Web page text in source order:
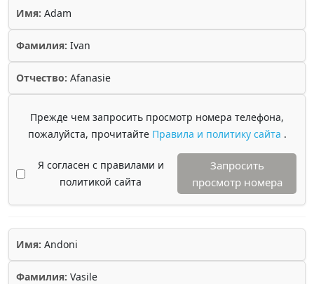
Имя: Adam
Фамилия: Ivan
Отчество: Afanasie
Прежде чем запросить просмотр номера телефона,
пожалуйста, прочитайте Правила и политику сайта .
Я согласен с правилами и
политикой сайта
Запросить
просмотр номера
Имя: Andoni
Фамилия: Vasile